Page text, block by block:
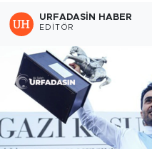
URFADASIN HABER
EDITÖR